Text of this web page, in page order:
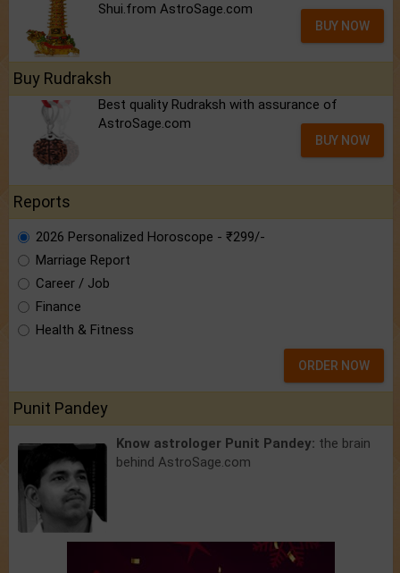
Shui.from AstroSage.com
BUY NOW
Buy Rudraksh
Best quality Rudraksh with assurance of
AstroSage.com
BUY NOW
Reports
2026 Personalized Horoscope - ₹299/-
Marriage Report
Career / Job
Finance
Health & Fitness
ORDER NOW
Punit Pandey
Know astrologer Punit Pandey: the brain
behind AstroSage.com